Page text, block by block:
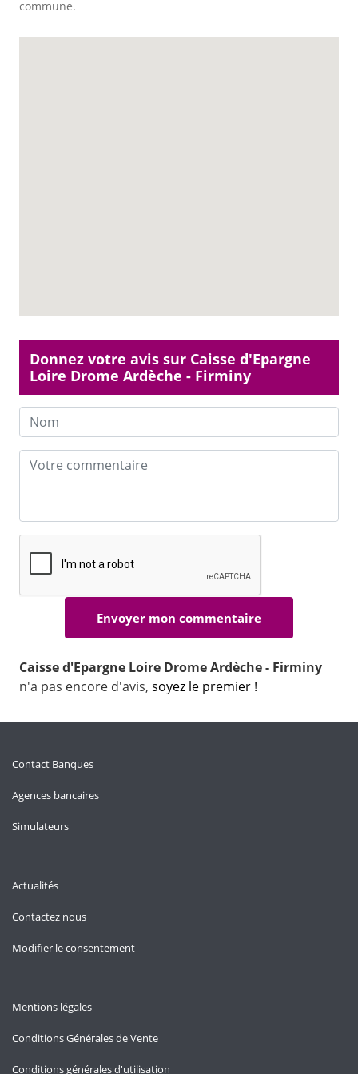
commune.
Donnez votre avis sur Caisse d'Epargne
Loire Drome Ardèche - Firminy
Caisse d'Epargne Loire Drome Ardèche - Firminy
n'a pas encore d'avis, soyez le premier !
Contact Banques
Agences bancaires
Simulateurs
Actualités
Contactez nous
Modifier le consentement
Mentions légales
Conditions Générales de Vente
Conditions générales d'utilisation